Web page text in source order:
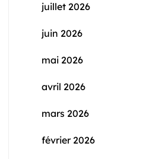
juillet 2026
juin 2026
mai 2026
avril 2026
mars 2026
février 2026